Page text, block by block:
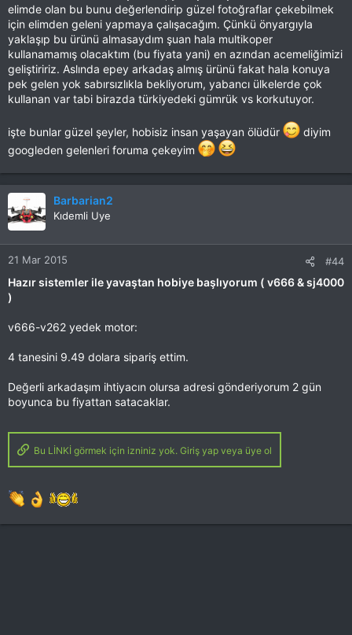
elimde olan bu bunu değerlendirip güzel fotoğraflar çekebilmek
için elimden geleni yapmaya çalışacağım. Çünkü önyargıyla
yaklaşıp bu ürünü almasaydım şuan hala multikoper
kullanamamış olacaktım (bu fiyata yani) en azından acemeliğimizi
geliştiririz. Aslında epey arkadaş almış ürünü fakat hala konuya
pek gelen yok sabırsızlıkla bekliyorum, yabancı ülkelerde çok
kullanan var tabi birazda türkiyedeki gümrük vs korkutuyor.
işte bunlar güzel şeyler, hobisiz insan yaşayan ölüdür
diyim
googleden gelenleri foruma çekeyim
Barbarian2
Kıdemli Uye
21 Mar 2015 #44
Hazır sistemler ile yavaştan hobiye başlıyorum ( v666 & sj4000
)
v666-v262 yedek motor:
4 tanesini 9.49 dolara sipariş ettim.
Değerli arkadaşım ihtiyacın olursa adresi gönderiyorum 2 gün
boyunca bu fiyattan satacaklar.
Bu LİNKİ görmek için izniniz yok. Giriş yap veya üye ol